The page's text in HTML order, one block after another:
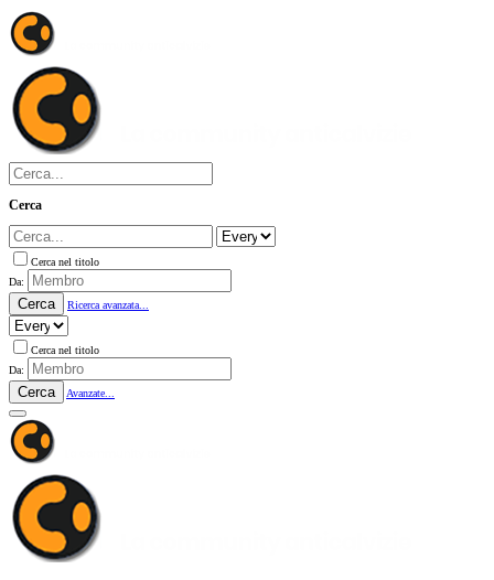
Cerca
Cerca nel titolo
Da:
Cerca Ricerca avanzata...
Cerca nel titolo
Da:
Cerca Avanzate...